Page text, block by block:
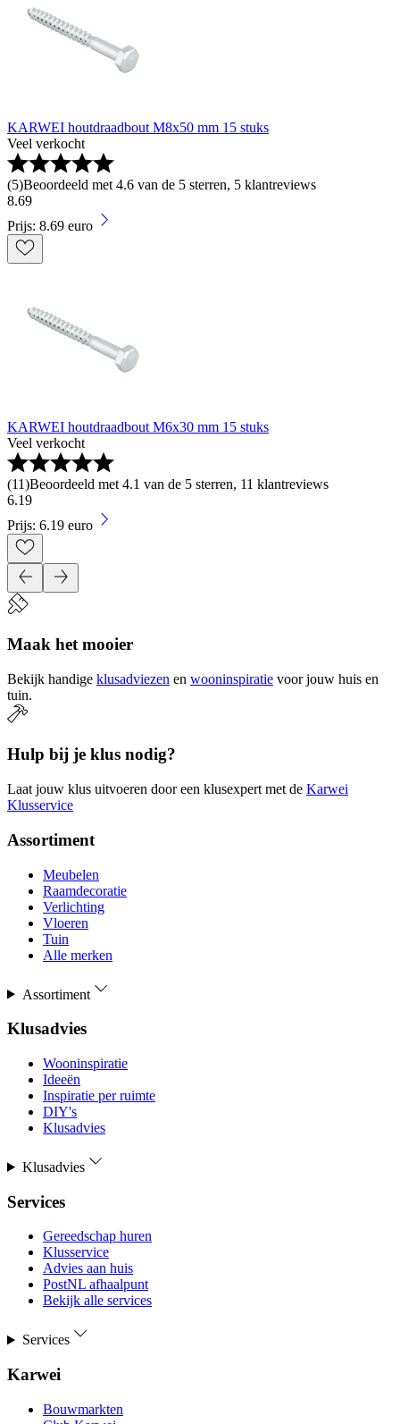
KARWEI houtdraadbout M8x50 mm 15 stuks
Veel verkocht
(5)Beoordeeld met 4.6 van de 5 sterren, 5 klantreviews
8.69
Prijs: 8.69 euro
KARWEI houtdraadbout M6x30 mm 15 stuks
Veel verkocht
(11)Beoordeeld met 4.1 van de 5 sterren, 11 klantreviews
6.19
Prijs: 6.19 euro
Maak het mooier
Bekijk handige klusadviezen en wooninspiratie voor jouw huis en
tuin.
Hulp bij je klus nodig?
Laat jouw klus uitvoeren door een klusexpert met de Karwei
Klusservice
Assortiment
Meubelen
Raamdecoratie
Verlichting
Vloeren
Tuin
Alle merken
Assortiment
Klusadvies
Wooninspiratie
Ideeën
Inspiratie per ruimte
DIY's
Klusadvies
Klusadvies
Services
Gereedschap huren
Klusservice
Advies aan huis
PostNL afhaalpunt
Bekijk alle services
Services
Karwei
Bouwmarkten